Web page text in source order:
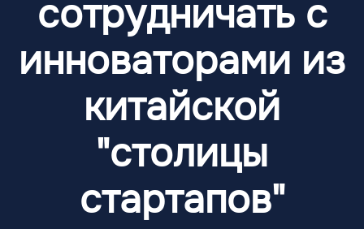
сотрудничать с
инноваторами из
китайской
"столицы
стартапов"